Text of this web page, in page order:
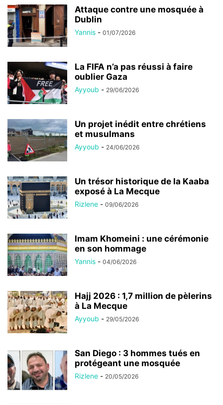
Attaque contre une mosquée à
Dublin
Yannis - 01/07/2026
La FIFA n’a pas réussi à faire
oublier Gaza
Ayyoub - 29/06/2026
Un projet inédit entre chrétiens
et musulmans
Ayyoub - 24/06/2026
Un trésor historique de la Kaaba
exposé à La Mecque
Rizlene - 09/06/2026
Imam Khomeini : une cérémonie
en son hommage
Yannis - 04/06/2026
Hajj 2026 : 1,7 million de pèlerins
à La Mecque
Ayyoub - 29/05/2026
San Diego : 3 hommes tués en
protégeant une mosquée
Rizlene - 20/05/2026